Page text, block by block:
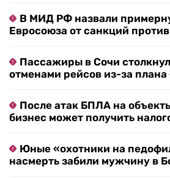
В МИД РФ назвали
Евросоюза от санкций
Пассажиры в Сочи
отменами рейсов из-за
После атак БПЛА на
бизнес может получить
Юные «охотники на
насмерть забили мужчину в